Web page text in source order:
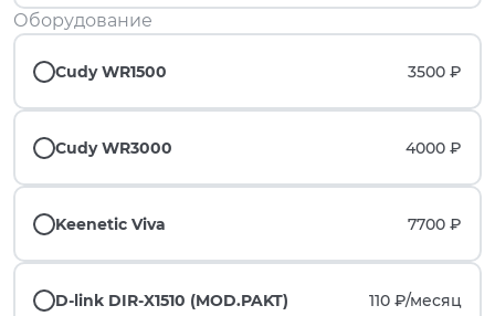
Оборудование
Cudy WR1500 3500 ₽
Cudy WR3000 4000 ₽
Keenetic Viva 7700 ₽
D-link DIR-X1510 (MOD.PAKT) 110 ₽/месяц